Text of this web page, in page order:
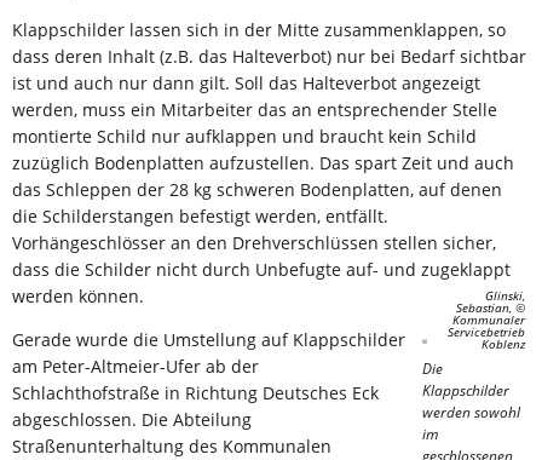
Klappschilder lassen sich in der Mitte zusammenklappen, so
dass deren Inhalt (z.B. das Halteverbot) nur bei Bedarf sichtbar
ist und auch nur dann gilt. Soll das Halteverbot angezeigt
werden, muss ein Mitarbeiter das an entsprechender Stelle
montierte Schild nur aufklappen und braucht kein Schild
zuzüglich Bodenplatten aufzustellen. Das spart Zeit und auch
das Schleppen der 28 kg schweren Bodenplatten, auf denen
die Schilderstangen befestigt werden, entfällt.
Vorhängeschlösser an den Drehverschlüssen stellen sicher,
dass die Schilder nicht durch Unbefugte auf- und zugeklappt
werden können.
Glinski,
Sebastian, ©
Kommunaler
Servicebetrieb
Koblenz
Die
Klappschilder
werden sowohl
im
geschlossenen
Gerade wurde die Umstellung auf Klappschilder
am Peter-Altmeier-Ufer ab der
Schlachthofstraße in Richtung Deutsches Eck
abgeschlossen. Die Abteilung
Straßenunterhaltung des Kommunalen